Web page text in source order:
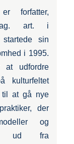
forfatter,
art. i
startede sin
i 1995.
udfordre
kulturfeltet
til at gå nye
der
og
ud fra